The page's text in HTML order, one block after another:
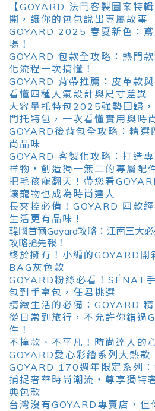
【GOYARD 法鬥客製圖案特
開，讓你的包包說出專屬故事
GOYARD 2025 春夏新色：
場！
GOYARD 包款全攻略：熱門
化流程一次搞懂！
GOYARD 背帶推薦：皮革款
看懂四種人氣設計與尺寸差異
大容量托特包2025強勢回歸
門托特包，一次看懂實用與時
GOYARD後背包全攻略：精選
尚品味
GOYARD 客製化攻略：打造
祥物，創造獨一無二的專屬配
把毛孩寵翻天！帶您看
讓寵物也成為時尚達人
長夾控必備！GOYARD 四款
生活更有品味！
韓國首爾Goyard攻略：江南三大
攻略搶先報！
終於擁有！小編的GOYARD
BAG灰色款
GOYARD粉絲必看！SÉNAT
包到手拿包，任君挑選
精緻生活的必備：GOYARD
從日常到旅行，不允許你錯過
件！
不撞款、不平凡！時尚達人的
GOYARD愛心彩繪系列大熱款
GOYARD 170週年限定系列
捕捉奢華時尚潮流，尊享獨特
典包款
台灣沒有GOYARD專賣店，但